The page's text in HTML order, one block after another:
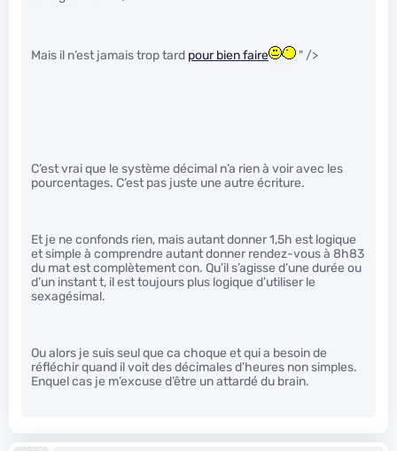
Mais il n’est jamais trop tard pour bien faire " />
C’est vrai que le système décimal n’a rien à voir avec les
pourcentages. C’est pas juste une autre écriture.
Et je ne confonds rien, mais autant donner 1,5h est logique
et simple à comprendre autant donner rendez-vous à 8h83
du mat est complètement con. Qu’il s’agisse d’une durée ou
d’un instant t, il est toujours plus logique d’utiliser le
sexagésimal.
Ou alors je suis seul que ca choque et qui a besoin de
réfléchir quand il voit des décimales d’heures non simples.
Enquel cas je m’excuse d’être un attardé du brain.